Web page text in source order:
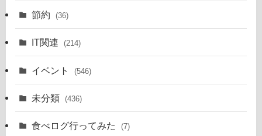
節約 (36)
IT関連 (214)
イベント (546)
未分類 (436)
食べログ行ってみた (7)